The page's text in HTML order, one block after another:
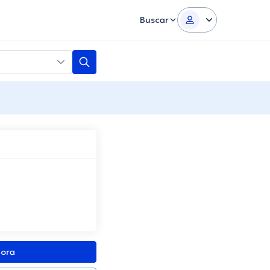
Buscar